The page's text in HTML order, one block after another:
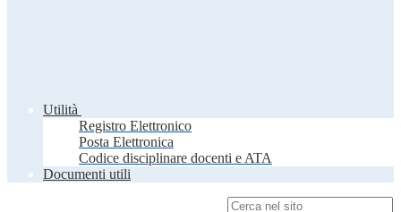
Utilità
Registro Elettronico
Posta Elettronica
Codice disciplinare docenti e ATA
Documenti utili